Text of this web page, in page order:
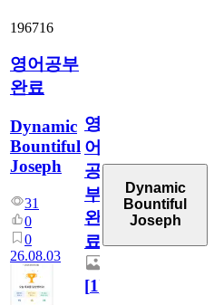
196716
영어공부
완료
Dynamic
Bountiful
Joseph
31
0
0
26.08.03
영
어
공
부
완
료
[1]
Dynamic
Bountiful
Joseph